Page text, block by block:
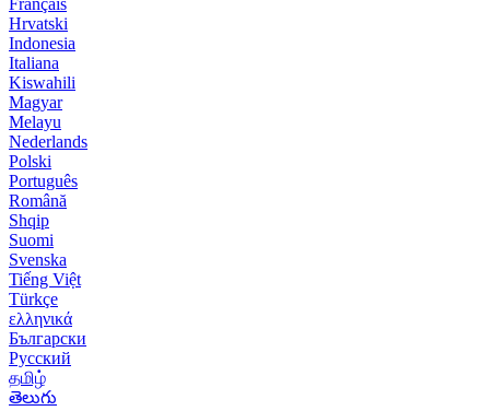
Hrvatski
Indonesia
Italiana
Kiswahili
Magyar
Melayu
Nederlands
Polski
Português
Română
Shqip
Suomi
Svenska
Tiếng Việt
Türkçe
ελληνικά
Български
Русский
தமிழ்
తెలుగు